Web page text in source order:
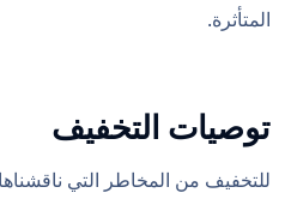
المتأثرة.
توصيات التخفيف
للتخفيف من المخاطر التي